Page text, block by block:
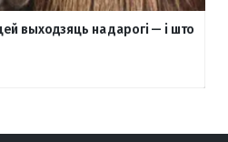
выходзяць на дарогі — і што